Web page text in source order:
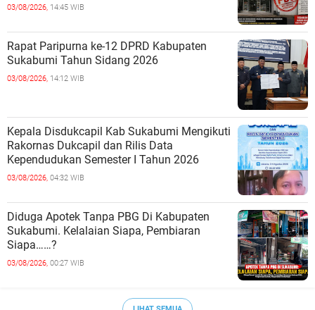
03/08/2026, 14:45 WIB
Rapat Paripurna ke-12 DPRD Kabupaten
Sukabumi Tahun Sidang 2026
03/08/2026, 14:12 WIB
Kepala Disdukcapil Kab Sukabumi Mengikuti
Rakornas Dukcapil dan Rilis Data
Kependudukan Semester I Tahun 2026
03/08/2026, 04:32 WIB
Diduga Apotek Tanpa PBG Di Kabupaten
Sukabumi. Kelalaian Siapa, Pembiaran
Siapa……?
03/08/2026, 00:27 WIB